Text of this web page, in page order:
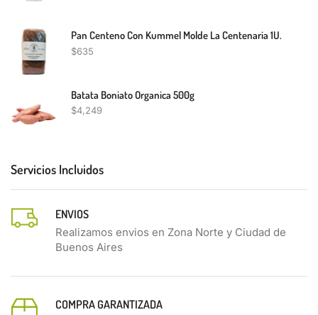
Pan Centeno Con Kummel Molde La Centenaria 1U.
$635
Batata Boniato Organica 500g
$4,249
Servicios Incluidos
ENVIOS
Realizamos envios en Zona Norte y Ciudad de
Buenos Aires
COMPRA GARANTIZADA